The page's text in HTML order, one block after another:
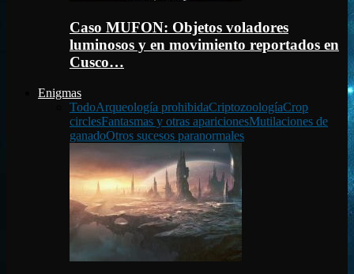
Caso MUFON: Objetos voladores
luminosos y en movimiento reportados en
Cusco…
Enigmas
TodoArqueología prohibidaCriptozoologíaCrop
circlesFantasmas y otras aparicionesMutilaciones de
ganadoOtros sucesos paranormales